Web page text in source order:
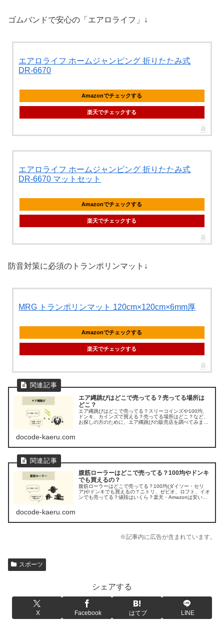
ゴムバンドで安心の「エアロライフ」↓
エアロライフ ホームジャンピング 折りたたみ式
DR-6670
Amazonでチェックする
楽天でチェックする
エアロライフ ホームジャンピング 折りたたみ式
DR-6670 マットセット
Amazonでチェックする
楽天でチェックする
防音対策に必須のトランポリンマット↓
MRG トランポリンマット 120cm×120cm×6mm厚
Amazonでチェックする
楽天でチェックする
エア縄跳びはどこで売ってる？売ってる場所は
どこ？
エア縄跳びはどこで売ってる？スリーコインズや100均、
ドンキ、カインズで買える？売ってる場所はどこ？など、
お探しの方のために、エア縄跳びの販売店を調べてみまし
docode-kaeru.com
腹筋ローラーはどこで売ってる？100均やドンキ
でも買えるの？
腹筋ローラーはどこで売ってる？100均(ダイソー・セリ
ア)やドンキでも買えるの？ニトリ、ゼビオ、ロフト、イオ
ンでも売ってる？値段はいくら？楽天・Amazonは安い？
docode-kaeru.com
※記事内に広告が含まれています。
スポーツ
シェアする
X Facebook はてブ LINE